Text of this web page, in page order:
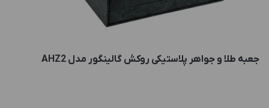
جعبه طلا و جواهر پلاستیکی روکش گالینگور مدل AHZ2